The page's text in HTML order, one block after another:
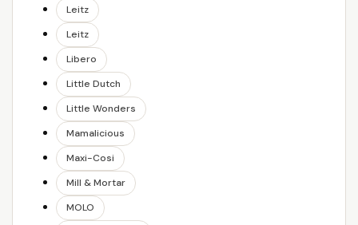
Leitz
Leitz
Libero
Little Dutch
Little Wonders
Mamalicious
Maxi-Cosi
Mill & Mortar
MOLO